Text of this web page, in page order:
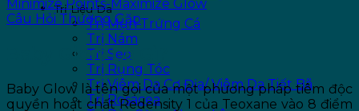
Trị Liệu Da
Trị Mụn Trứng Cá
Trị Nám
Trị Sẹo
Trị Rụng Tóc
Trị Viêm Da Cơ Địa/ Viêm Da Tiết Bã
Trị Rosacea
Minimize Points-Maximize Glow
Câu Hỏi Thường Gặp
Baby Glow Là Gì?
Baby Glow là tên gọi của một phương pháp tiêm độc
quyền hoạt chất Redensity 1 của Teoxane vào 8 điểm